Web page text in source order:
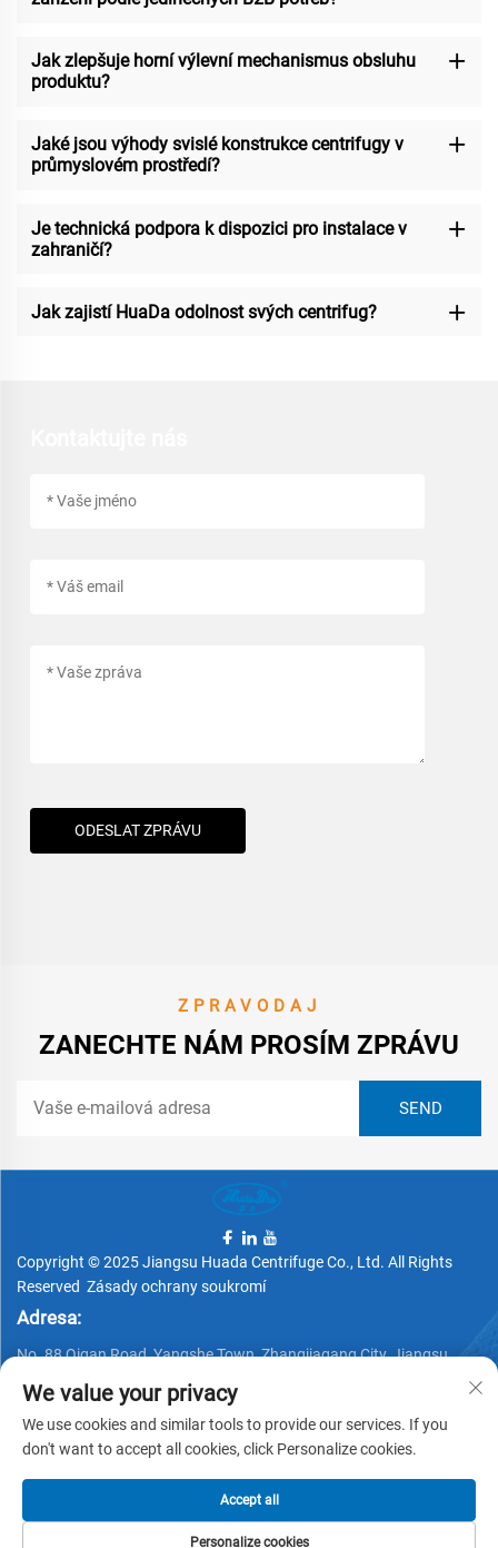
Jak zlepšuje horní výlevní mechanismus obsluhu
produktu?
Jaké jsou výhody svislé konstrukce centrifugy v
průmyslovém prostředí?
Je technická podpora k dispozici pro instalace v
zahraničí?
Jak zajistí HuaDa odolnost svých centrifug?
ODESLAT ZPRÁVU
ZPRAVODAJ
ZANECHTE NÁM PROSÍM ZPRÁVU
Copyright © 2025 Jiangsu Huada Centrifuge Co., Ltd. All Rights
Reserved Zásady ochrany soukromí
Adresa:
No. 88 Qigan Road, Yangshe Town, Zhangjiagang City, Jiangsu
Telefon:
+86 15162337620
Email:
[email protected]
We value your privacy
We use cookies and similar tools to provide our services. If you
don't want to accept all cookies, click Personalize cookies.
Personalize cookies
Accept all